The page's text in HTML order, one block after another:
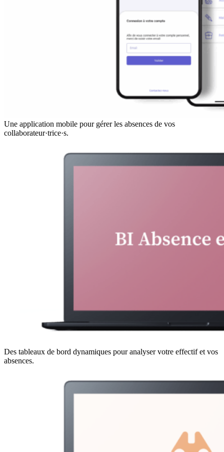
Une application mobile pour gérer les absences de vos
collaborateur·trice·s.
Des tableaux de bord dynamiques pour analyser votre effectif et vos
absences.